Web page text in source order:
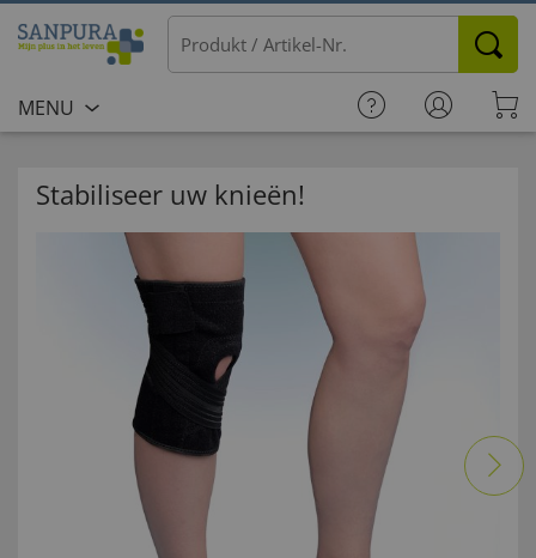
MENU
Stabiliseer uw knieën!